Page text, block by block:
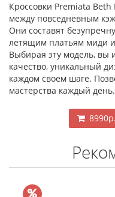
Кроссовки Premiata
между повседневным
Они составят
летящим платьям миди
Выбирая эту модель, вы
качество, уникальный
каждом своем шаге.
мастерства каждый день.
8990р.